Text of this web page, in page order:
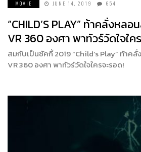
MOVIE JUNE 14, 2019 654
“CHILD’S PLAY” ท้าคลั่งหล
VR 360 องศา พาทัวร์วัดใจใค
สมกับเป็นชัคกี้ 2019 “Child’s Play” ท้าค
VR 360 องศา พาทัวร์วัดใจใครจะรอด!